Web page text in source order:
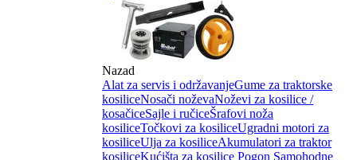
Nazad
Alat za servis i održavanjeGume za traktorske
kosiliceNosači noževaNoževi za kosilice /
kosačiceSajle i ručiceŠrafovi noža
kosiliceTočkovi za kosiliceUgradni motori za
kosiliceUlja za kosiliceAkumulatori za traktor
kosiliceKućišta za kosilice Pogon Samohodne